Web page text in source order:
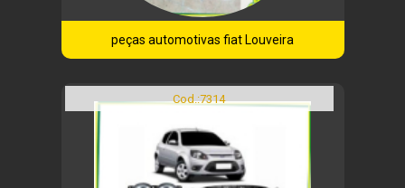
peças automotivas fiat Louveira
Cod.:7314